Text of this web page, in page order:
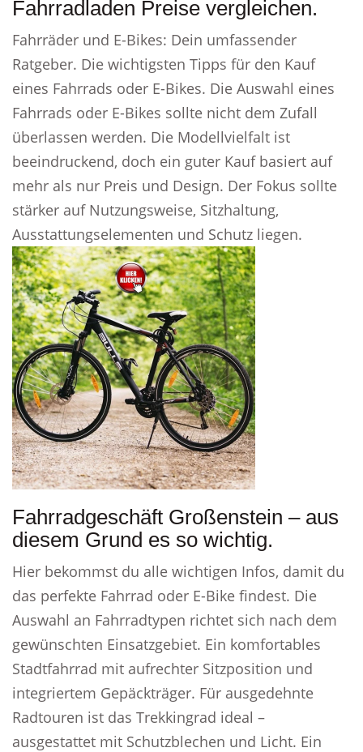
Fahrradladen Preise vergleichen.
Fahrräder und E-Bikes: Dein umfassender
Ratgeber. Die wichtigsten Tipps für den Kauf
eines Fahrrads oder E-Bikes. Die Auswahl eines
Fahrrads oder E-Bikes sollte nicht dem Zufall
überlassen werden. Die Modellvielfalt ist
beeindruckend, doch ein guter Kauf basiert auf
mehr als nur Preis und Design. Der Fokus sollte
stärker auf Nutzungsweise, Sitzhaltung,
Ausstattungselementen und Schutz liegen.
Fahrradgeschäft Großenstein – aus
diesem Grund es so wichtig.
Hier bekommst du alle wichtigen Infos, damit du
das perfekte Fahrrad oder E-Bike findest. Die
Auswahl an Fahrradtypen richtet sich nach dem
gewünschten Einsatzgebiet. Ein komfortables
Stadtfahrrad mit aufrechter Sitzposition und
integriertem Gepäckträger. Für ausgedehnte
Radtouren ist das Trekkingrad ideal –
ausgestattet mit Schutzblechen und Licht. Ein